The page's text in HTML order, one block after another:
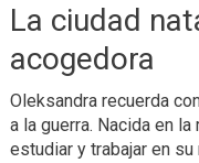
La ciudad
acogedora
Oleksandra recuerda
a la guerra. Nacida en
estudiar y trabajar en